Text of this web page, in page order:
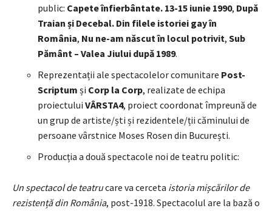
public: Capete înfierbântate. 13-15 iunie 1990, După
Traian și Decebal. Din filele istoriei gay în
România, Nu ne-am născut în locul potrivit, Sub
Pământ – Valea Jiului după 1989.
Reprezentații ale spectacolelor comunitare Post-
Scriptum și Corp la Corp, realizate de echipa
proiectului VÂRSTA4, proiect coordonat împreună de
un grup de artiste/ști și rezidentele/ții căminului de
persoane vârstnice Moses Rosen din București.
Producția a două spectacole noi de teatru politic:
Un spectacol de teatrucare va cerceta istoria mișcărilor de
rezistență din România, post-1918. Spectacolul are la bază o